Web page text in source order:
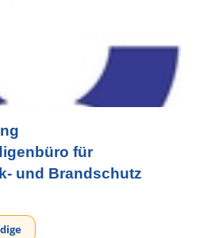
für
und Brandschutz